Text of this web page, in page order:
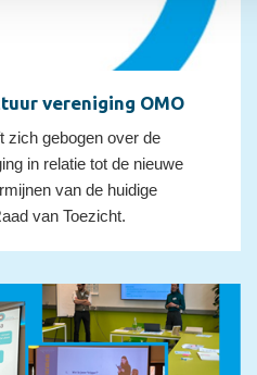
vereniging OMO
zich gebogen over de
in relatie tot de nieuwe
van de huidige
van Toezicht.